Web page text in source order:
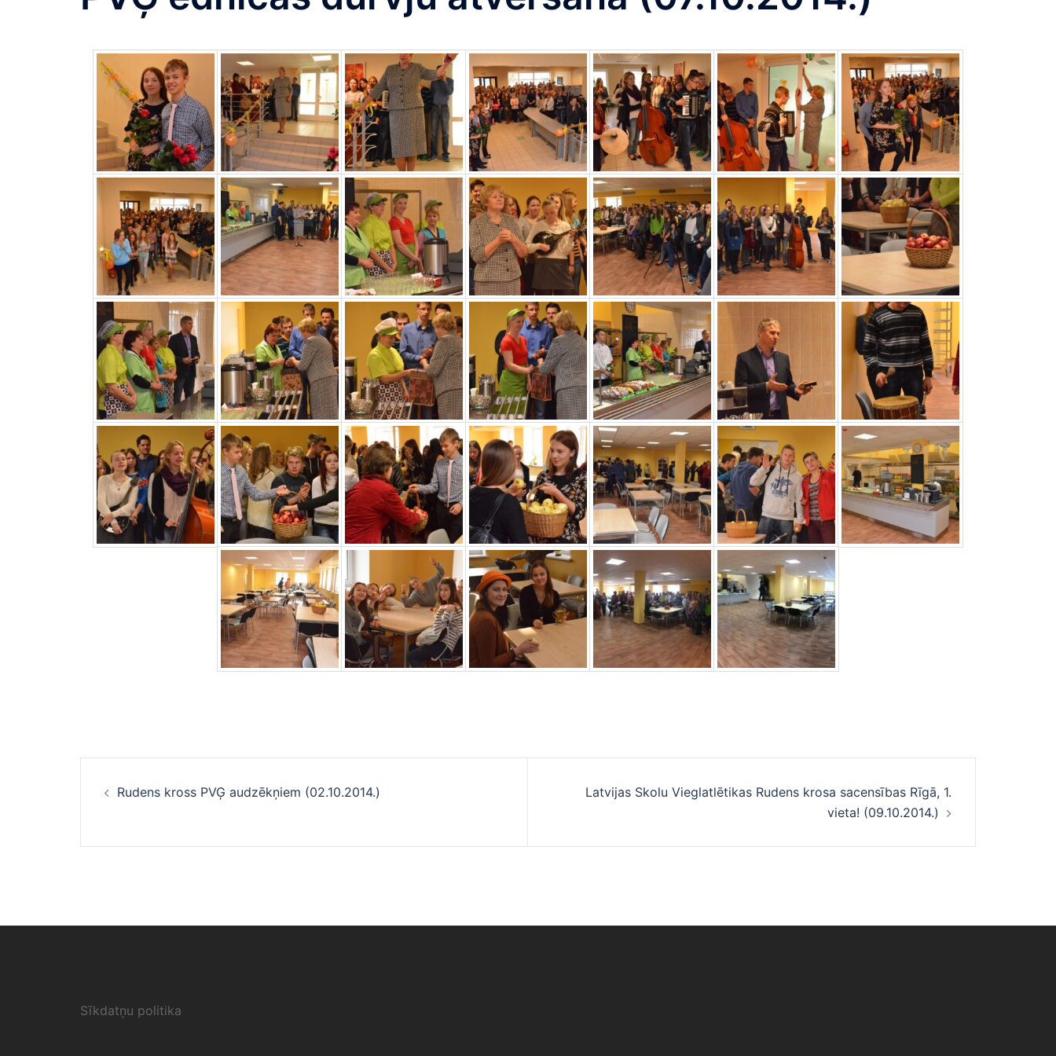
Rudens kross PVĢ audzēkņiem (02.10.2014.)
Latvijas Skolu Vieglatlētikas Rudens krosa sacensības Rīgā, 1.
vieta! (09.10.2014.)
Sīkdatņu politika